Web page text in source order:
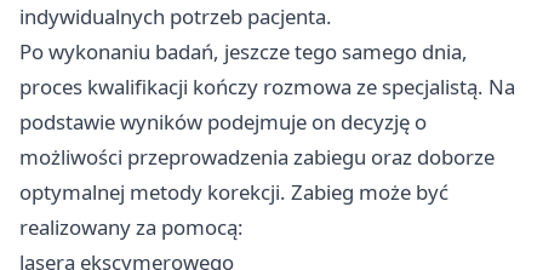
indywidualnych potrzeb pacjenta.
Po wykonaniu badań, jeszcze tego samego dnia,
proces kwalifikacji kończy rozmowa ze specjalistą. Na
podstawie wyników podejmuje on decyzję o
możliwości przeprowadzenia zabiegu oraz doborze
optymalnej metody korekcji. Zabieg może być
realizowany za pomocą:
lasera ekscymerowego